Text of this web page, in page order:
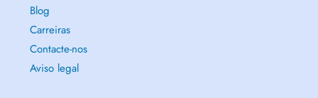
Blog
Carreiras
Contacte-nos
Aviso legal